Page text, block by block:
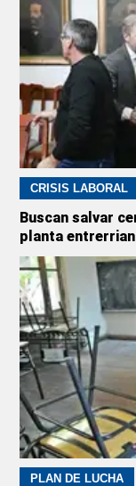
CRISIS LABORAL
Buscan salvar
planta
PLAN DE LUCHA